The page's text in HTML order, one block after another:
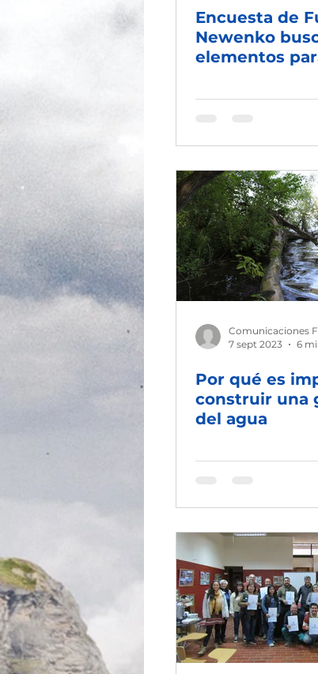
Encuesta de
Newenko
elementos
el debate
Comunicaciones
7 sept 2023
6
Por qué es
construir una
del agua